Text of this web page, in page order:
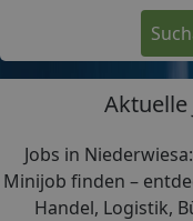
Aktuelle
Jobs in
Minijob finden –
Handel, Logistik,